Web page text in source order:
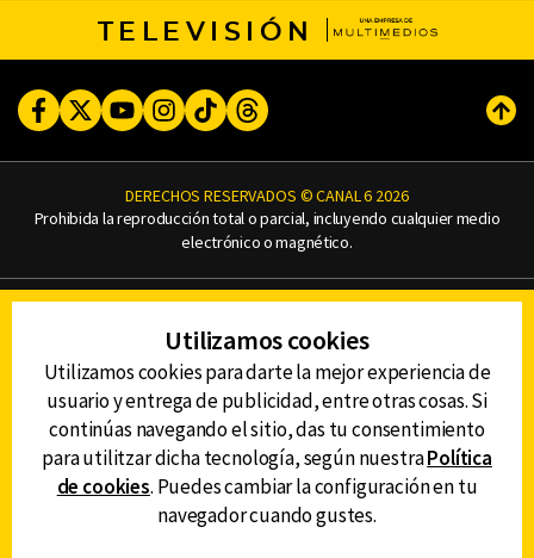
TELEVISIÓN
FacebookTwitterYoutubeInstagram
TikTokThreads
DERECHOS RESERVADOS © CANAL 6 2026
Prohibida la reproducción total o parcial, incluyendo cualquier medio
electrónico o magnético.
AVISO DE PRIVACIDAD
DEFENSORÍA DE LAS AUDIENCIAS
DESCARGA LA APP DE CANAL 6
Utilizamos cookies
Utilizamos cookies para darte la mejor experiencia de
usuario y entrega de publicidad, entre otras cosas. Si
continúas navegando el sitio, das tu consentimiento
para utilitzar dicha tecnología, según nuestraPolítica
de cookies. Puedes cambiar la configuración en tu
navegador cuando gustes.